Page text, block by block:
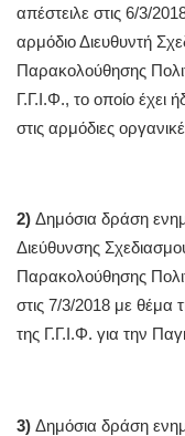
απέστειλε στις 6/3/
αρμόδιο Διευθυντή
Παρακολούθησης
Γ.Γ.Ι.Φ., το οποίο έχει
στις αρμόδιες
2) Δημόσια δράση
Διεύθυνσης
Παρακολούθησης
στις 7/3/2018 με
της Γ.Γ.Ι.Φ. για την
3) Δημόσια δράση